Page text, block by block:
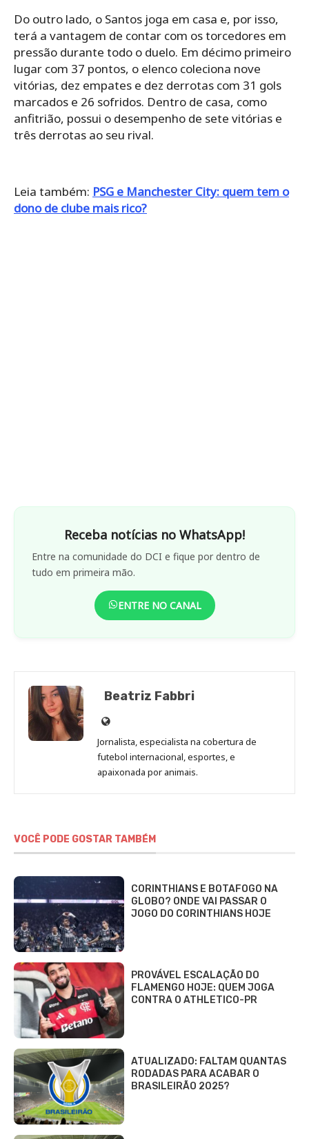
Do outro lado, o Santos joga em casa e, por isso,
terá a vantagem de contar com os torcedores em
pressão durante todo o duelo. Em décimo primeiro
lugar com 37 pontos, o elenco coleciona nove
vitórias, dez empates e dez derrotas com 31 gols
marcados e 26 sofridos. Dentro de casa, como
anfitrião, possui o desempenho de sete vitórias e
três derrotas ao seu rival.
Leia também: PSG e Manchester City: quem tem o
dono de clube mais rico?
Receba notícias no WhatsApp!
Entre na comunidade do DCI e fique por dentro de
tudo em primeira mão.
ENTRE NO CANAL
Beatriz Fabbri
Site
de
Beatriz
Fabbri
Jornalista, especialista na cobertura de
futebol internacional, esportes, e
apaixonada por animais.
VOCÊ PODE GOSTAR TAMBÉM
CORINTHIANS E BOTAFOGO NA
GLOBO? ONDE VAI PASSAR O
JOGO DO CORINTHIANS HOJE
PROVÁVEL ESCALAÇÃO DO
FLAMENGO HOJE: QUEM JOGA
CONTRA O ATHLETICO-PR
ATUALIZADO: FALTAM QUANTAS
RODADAS PARA ACABAR O
BRASILEIRÃO 2025?